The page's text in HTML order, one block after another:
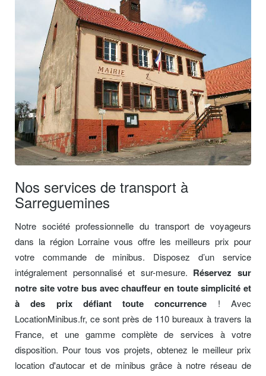
Nos services de transport à
Sarreguemines
Notre société professionnelle du transport de voyageurs
dans la région Lorraine vous offre les meilleurs prix pour
votre commande de minibus. Disposez d’un service
intégralement personnalisé et sur-mesure. Réservez sur
notre site votre bus avec chauffeur en toute simplicité et
à des prix défiant toute concurrence ! Avec
LocationMinibus.fr, ce sont près de 110 bureaux à travers la
France, et une gamme complète de services à votre
disposition. Pour tous vos projets, obtenez le meilleur prix
location d'autocar et de minibus grâce à notre réseau de